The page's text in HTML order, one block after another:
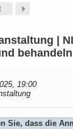
|
19:00
Sie, dass die